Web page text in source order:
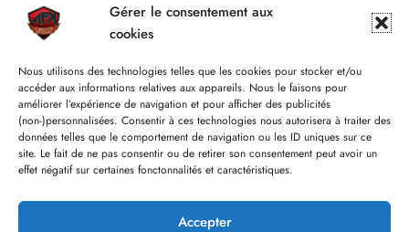
Gérer le consentement aux
cookies
Nous utilisons des technologies telles que les cookies pour stocker et/ou
accéder aux informations relatives aux appareils. Nous le faisons pour
améliorer l’expérience de navigation et pour afficher des publicités
(non-)personnalisées. Consentir à ces technologies nous autorisera à traiter des
données telles que le comportement de navigation ou les ID uniques sur ce
site. Le fait de ne pas consentir ou de retirer son consentement peut avoir un
effet négatif sur certaines fonctonnalités et caractéristiques.
Accepter